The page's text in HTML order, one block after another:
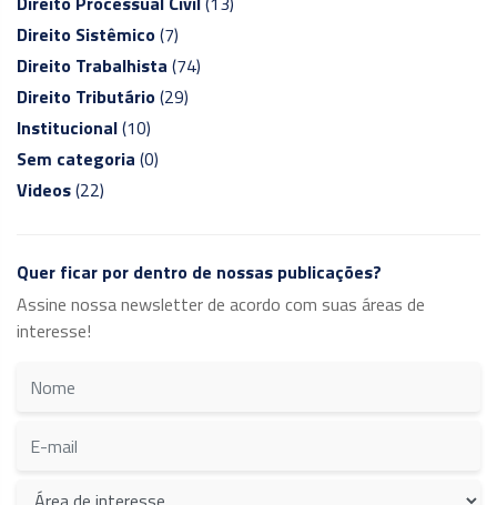
Direito Sistêmico(7)
Direito Trabalhista (74)
Direito Tributário(29)
Institucional(10)
Sem categoria (0)
Videos(22)
Quer ficar por dentro de nossas publicações?
Assine nossa newsletter de acordo com suas áreas de
interesse!